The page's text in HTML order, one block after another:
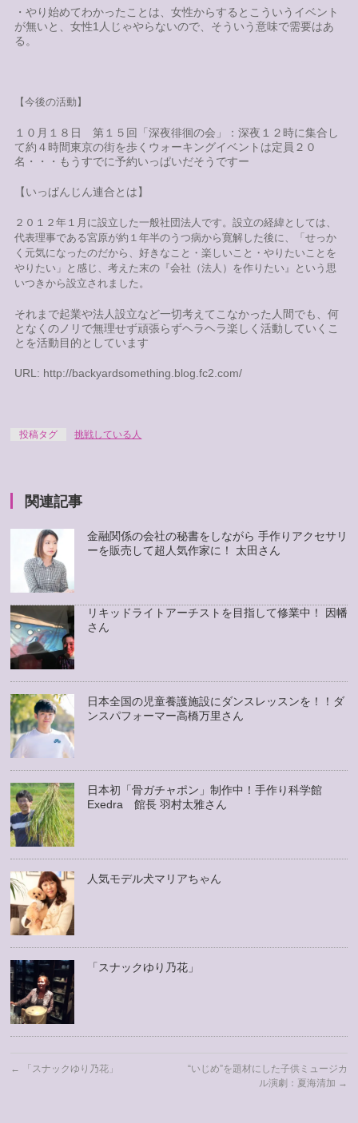
・やり始めてわかったことは、女性からするとこういうイベント
が無いと、女性1人じゃやらないので、そういう意味で需要はあ
る。
【今後の活動 】
１０月１８日 第１５回「深夜徘徊の会」：深夜１２時に集合し
て約４時間東京の街を歩くウォーキングイベントは定員２０
名・・・もうすでに予約いっぱいだそうですー
【いっぱんじん連合とは】
２０１２年１月に設立した一般社団法人です。設立の経緯としては、
代表理事である宮原が約１年半のうつ病から寛解した後に、「せっか
く元気になったのだから、好きなこと・楽しいこと・やりたいことを
やりたい」と感じ、考えた末の『会社（法人）を作りたい』という思
いつきから設立されました。
それまで起業や法人設立など一切考えてこなかった人間でも、何
となくのノリで無理せず頑張らずヘラヘラ楽しく活動していくこ
とを活動目的としています
URL: http://backyardsomething.blog.fc2.com/
投稿タグ 挑戦している人
関連記事
金融関係の会社の秘書をしながら 手作りアクセサリ
ーを販売して超人気作家に！ 太田さん
リキッドライトアーチストを目指して修業中！ 因幡
さん
日本全国の児童養護施設にダンスレッスンを！！ダ
ンスパフォーマー高橋万里さん
日本初「骨ガチャポン」制作中！手作り科学館
Exedra 館長 羽村太雅さん
人気モデル犬マリアちゃん
「スナックゆり乃花」
← 「スナックゆり乃花」
“いじめ”を題材にした子供ミュージカ
ル演劇：夏海清加 →